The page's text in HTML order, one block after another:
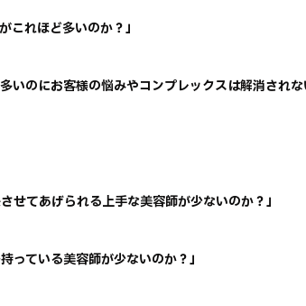
これほど多いのか？」
いのにお客様の悩みやコンプレックスは解消されな
せてあげられる上手な美容師が少ないのか？」
っている美容師が少ないのか？」